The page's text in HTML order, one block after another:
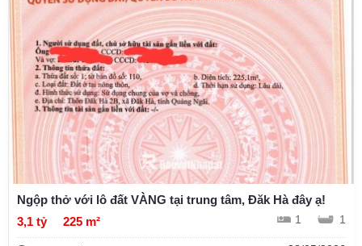
Ngộp thở với lô đất VÀNG tại trung tâm, Đăk Hà đây ạ!
3,1 tỷ
225 m² 1 1